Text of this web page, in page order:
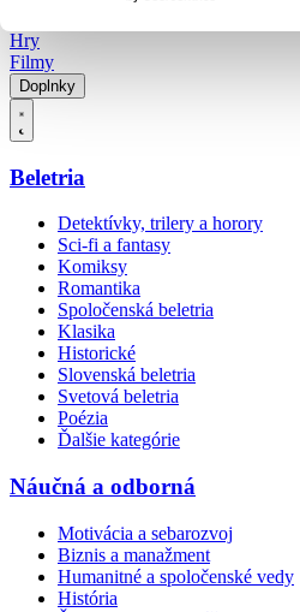
Hry
Filmy
Doplnky
Beletria
Detektívky, trilery a horory
Sci-fi a fantasy
Komiksy
Romantika
Spoločenská beletria
Klasika
Historické
Slovenská beletria
Svetová beletria
Poézia
Ďalšie kategórie
Náučná a odborná
Motivácia a sebarozvoj
Biznis a manažment
Humanitné a spoločenské vedy
História